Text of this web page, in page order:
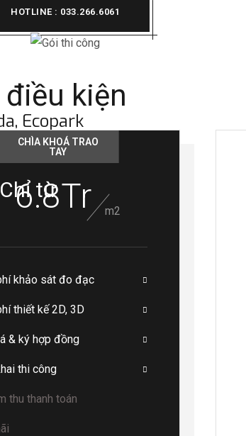
HOTLINE : 033.266.6061
kiện
Ecopark
CHÌA KHOÁ TRAO
TAY
Chỉ từ
6.8Tr m2
khảo sát đo đạc
thiết kế 2D, 3D
& ký hợp đồng
thi công
thu thanh toán